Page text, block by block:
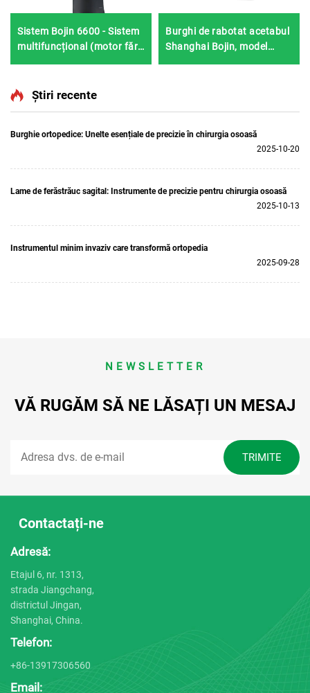
Sistem Bojin 6600 - Sistem
multifuncțional (motor fără
perii, design subțire
Burghi de rabotat acetabul
Shanghai Bojin, model
5507B, pentru chirurgie
Știri recente
Burghie ortopedice: Unelte esențiale de precizie în chirurgia osoasă
2025-10-20
Lame de ferăstrăuc sagital: Instrumente de precizie pentru chirurgia osoasă
2025-10-13
Instrumentul minim invaziv care transformă ortopedia
2025-09-28
NEWSLETTER
VĂ RUGĂM SĂ NE LĂSAȚI UN MESAJ
Contactați-ne
Adresă:
Etajul 6, nr. 1313,
strada Jiangchang,
districtul Jingan,
Shanghai, China.
Telefon:
+86-13917306560
Email: